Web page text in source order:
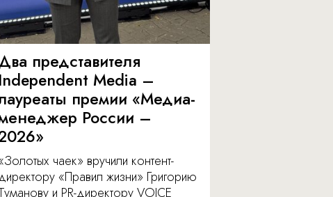
представителя
Independent Media –
премии «Медиа-
России –
чаек» вручили контент-
«Правил жизни» Григорию
и PR-директору VOICE